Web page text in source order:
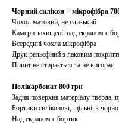
Чорний силікон + мікрофібра
Чохол матовий, не слизький
Камери захищені, над екраном є
Всередині чохла мікрофібра
Друк рельєфний з лаковим
Принт не стирається та не вигорає
Полікарбонат 800 грн
Задня поверхня матеріалу тверда,
Бортики силіконові, щільні, з
Над екраном є бортик